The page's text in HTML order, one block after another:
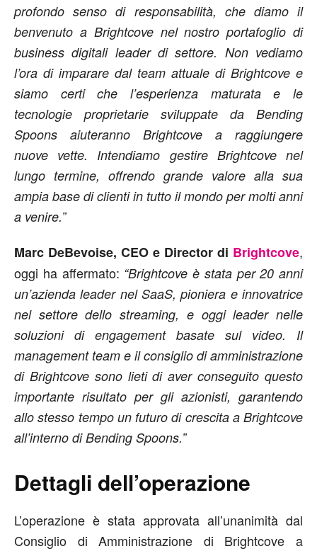
profondo senso di responsabilità, che diamo il
benvenuto a Brightcove nel nostro portafoglio di
business digitali leader di settore. Non vediamo
l’ora di imparare dal team attuale di Brightcove e
siamo certi che l’esperienza maturata e le
tecnologie proprietarie sviluppate da Bending
Spoons aiuteranno Brightcove a raggiungere
nuove vette. Intendiamo gestire Brightcove nel
lungo termine, offrendo grande valore alla sua
ampia base di clienti in tutto il mondo per molti anni
a venire.”
Marc DeBevoise, CEO e Director di Brightcove,
oggi ha affermato: “Brightcove è stata per 20 anni
un’azienda leader nel SaaS, pioniera e innovatrice
nel settore dello streaming, e oggi leader nelle
soluzioni di engagement basate sul video. Il
management team e il consiglio di amministrazione
di Brightcove sono lieti di aver conseguito questo
importante risultato per gli azionisti, garantendo
allo stesso tempo un futuro di crescita a Brightcove
all’interno di Bending Spoons.”
Dettagli dell’operazione
L’operazione è stata approvata all’unanimità dal
Consiglio di Amministrazione di Brightcove a